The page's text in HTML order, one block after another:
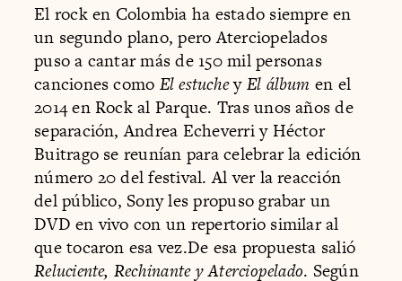
El rock en Colombia ha estado siempre en
un segundo plano, pero Aterciopelados
puso a cantar más de 150 mil personas
canciones como El estucheyEl álbum en el
2014 en Rock al Parque. Tras unos años de
separación, Andrea Echeverri y Héctor
Buitrago se reunían para celebrar la edición
número 20 del festival. Al ver la reacción
del público, Sony les propuso grabar un
DVD en vivo con un repertorio similar al
que tocaron esa vez.De esa propuesta salió
Reluciente, Rechinante y Aterciopelado. Según